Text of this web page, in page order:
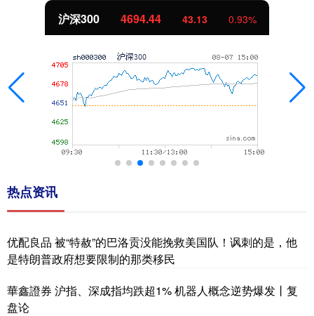
北证50 1134.24 11.37 1.01%
热点资讯
优配良品 被“特赦”的巴洛贡没能挽救美国队！讽刺的是，他
是特朗普政府想要限制的那类移民
華鑫證券 沪指、深成指均跌超1% 机器人概念逆势爆发丨复
盘论